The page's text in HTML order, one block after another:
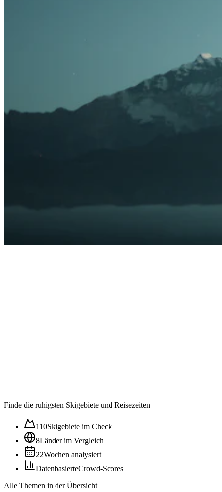
Finde die ruhigsten Skigebiete und Reisezeiten
110Skigebiete im Check
8Länder im Vergleich
22Wochen analysiert
DatenbasierteCrowd-Scores
Alle Themen in der Übersicht